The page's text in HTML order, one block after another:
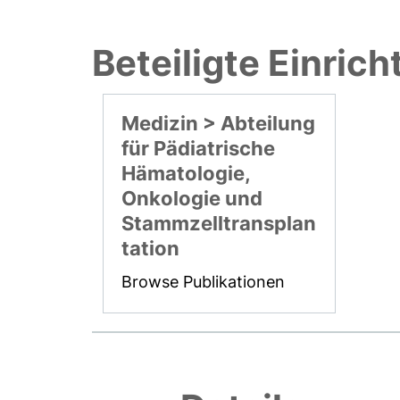
Beteiligte
Medizin > Abteilung
für Pädiatrische
Hämatologie,
Onkologie und
Stammzelltransplan
tation
Browse Publikationen